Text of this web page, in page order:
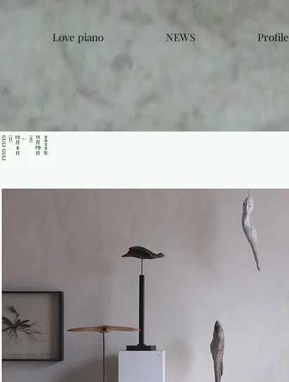
Love piano NEWS Profile